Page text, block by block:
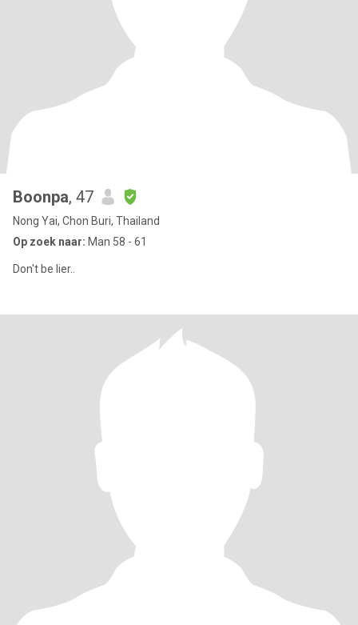
Boonpa, 47
Nong Yai, Chon Buri, Thailand
Op zoek naar: Man 58 - 61
Don't be lier..